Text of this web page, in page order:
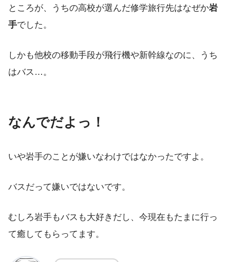
ところが、うちの高校が選んだ修学旅行先はなぜか岩
手でした。
しかも他校の移動手段が飛行機や新幹線なのに、うち
はバス…。
なんでだよっ！
いや岩手のことが嫌いなわけではなかったですよ。
バスだって嫌いではないです。
むしろ岩手もバスも大好きだし、今現在もたまに行っ
て癒してもらってます。